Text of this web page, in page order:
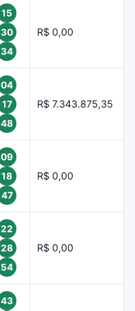
15
30
34
R$ 0,00
04
17
48
R$ 7.343.875,35
09
18
47
R$ 0,00
22
28
54
R$ 0,00
43